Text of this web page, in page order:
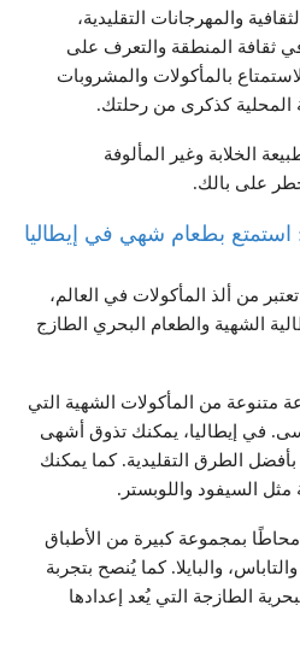
والمهرجانات التقليدية،
ثقافة المنطقة والتعرف على
بالمأكولات والمشروبات
المحلية كذكرى من رحلتك.
الخلابة وغير المألوفة
على بالك.
استمتع بطعام شهي في إيطاليا
تعتبر من ألذ المأكولات في العالم،
الشهية والطعام البحري الطازج
متنوعة من المأكولات الشهية التي
في إيطاليا، يمكنك تذوق أشهى
بأفضل الطرق التقليدية. كما يمكنك
مثل السيفود واللوبستر.
بمجموعة كبيرة من الأطباق
والبايلا. كما يُنصح بتجربة
الطازجة التي يُعد إعدادها